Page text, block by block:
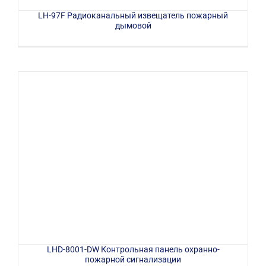
LH-97F Радиоканальный извещатель пожарный
дымовой
LHD-8001-DW Контрольная панель охранно-
пожарной сигнализации